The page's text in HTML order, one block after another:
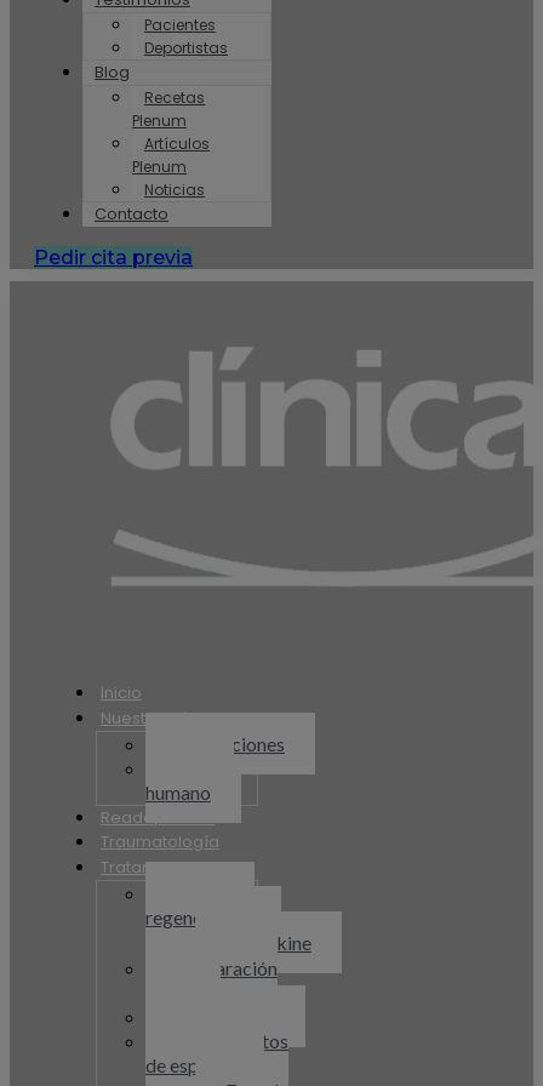
Pacientes
Deportistas
Blog
Recetas
Plenum
Artículos
Plenum
Noticias
Contacto
Pedir cita previa
Inicio
Nuestra Clínica
Instalaciones
humano
Readaptación
Traumatología
Tratamientos
regenerativa
Orthokine
Preparación
Tratamientos
de espalda